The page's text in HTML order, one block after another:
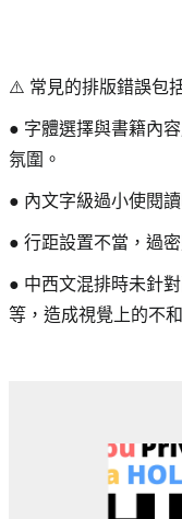
⚠️ 常見的排版錯誤包
● 字體選擇與書籍內
氛圍。
● 內文字級過小使閱
● 行距設置不當，過
● 中西文混排時未針
等，造成視覺上的不